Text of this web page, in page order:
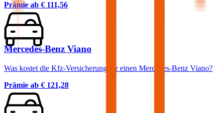
Prämie ab € 111,56
Mercedes-Benz Viano
Was kostet die Kfz-Versicherung für einen Mercedes-Benz Viano?
Prämie ab € 121,28